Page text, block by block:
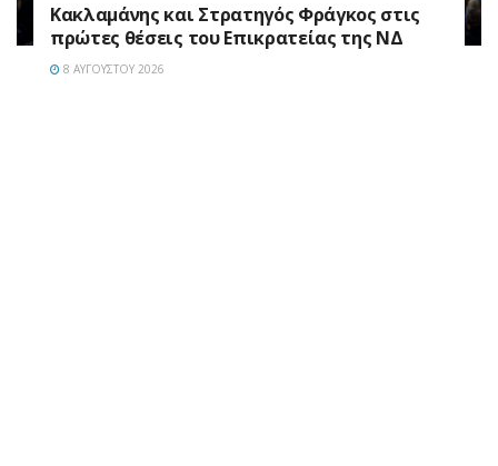
Κακλαμάνης και Στρατηγός Φράγκος στις
πρώτες θέσεις του Επικρατείας της ΝΔ
8 ΑΥΓΟΎΣΤΟΥ 2026